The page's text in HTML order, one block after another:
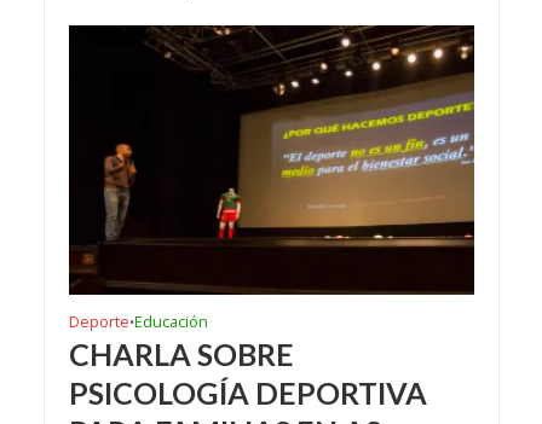
Deporte•Educación
CHARLA SOBRE
PSICOLOGÍA DEPORTIVA